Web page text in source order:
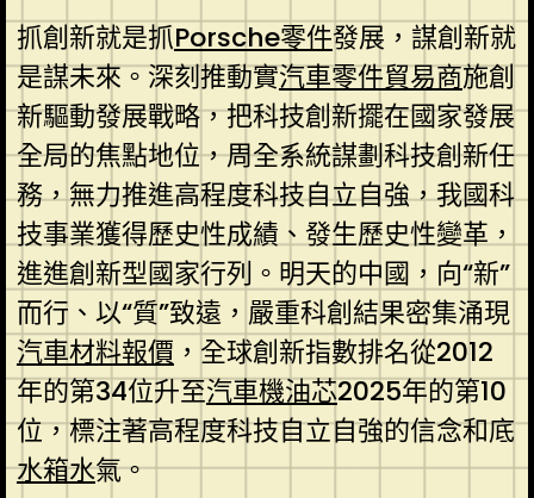
抓創新就是抓Porsche零件發展，謀創新就
是謀未來。深刻推動實汽車零件貿易商施創
新驅動發展戰略，把科技創新擺在國家發展
全局的焦點地位，周全系統謀劃科技創新任
務，無力推進高程度科技自立自強，我國科
技事業獲得歷史性成績、發生歷史性變革，
進進創新型國家行列。明天的中國，向“新”
而行、以“質”致遠，嚴重科創結果密集涌現
汽車材料報價 ，全球創新指數排名從2012
年的第34位升至汽車機油芯2025年的第10
位，標注著高程度科技自立自強的信念和底
水箱水氣。